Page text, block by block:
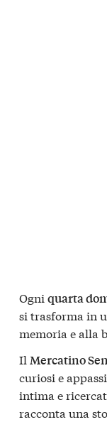
Ogni quarta
si trasforma in
memoria e alla
Il Mercatino
curiosi e
intima e
racconta una